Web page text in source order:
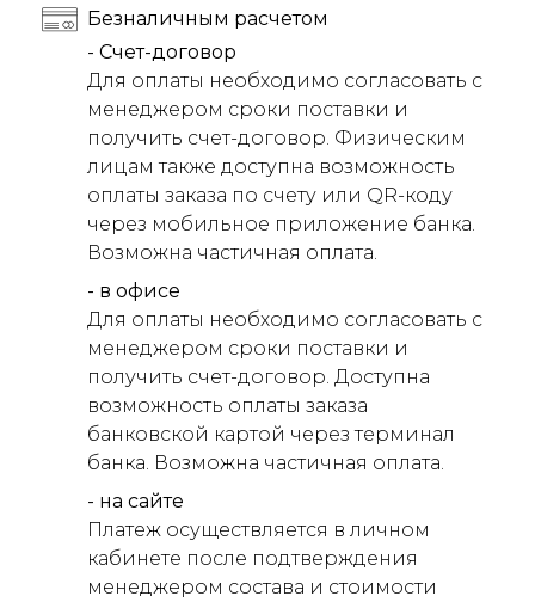
Безналичным расчетом
- Счет-договор
Для оплаты необходимо согласовать с
менеджером сроки поставки и
получить счет-договор. Физическим
лицам также доступна возможность
оплаты заказа по счету или QR-коду
через мобильное приложение банка.
Возможна частичная оплата.
- в офисе
Для оплаты необходимо согласовать с
менеджером сроки поставки и
получить счет-договор. Доступна
возможность оплаты заказа
банковской картой через терминал
банка. Возможна частичная оплата.
- на сайте
Платеж осуществляется в личном
кабинете после подтверждения
менеджером состава и стоимости